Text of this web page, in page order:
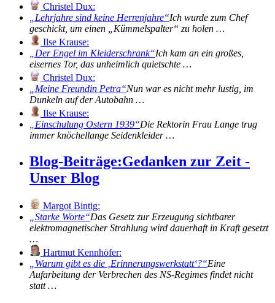
Christel Dux:
Lehrjahre sind keine Herrenjahre Ich wurde zum Chef
geschickt, um einen „Kümmelspalter“ zu holen …
Ilse Krause:
Der Engel im Kleiderschrank Ich kam an ein großes,
eisernes Tor, das unheimlich quietschte …
Christel Dux:
Meine Freundin Petra Nun war es nicht mehr lustig, im
Dunkeln auf der Autobahn …
Ilse Krause:
Einschulung Ostern 1939 Die Rektorin Frau Lange trug
immer knöchellange Seidenkleider …
Blog-Beiträge:Gedanken zur Zeit -
Unser Blog
Margot Bintig:
Starke Worte Das Gesetz zur Erzeugung sichtbarer
elektromagnetischer Strahlung wird dauerhaft in Kraft gesetzt
…
Hartmut Kennhöfer:
Warum gibt es die Erinnerungswerkstatt ? Eine
Aufarbeitung der Verbrechen des NS-Regimes findet nicht
statt …